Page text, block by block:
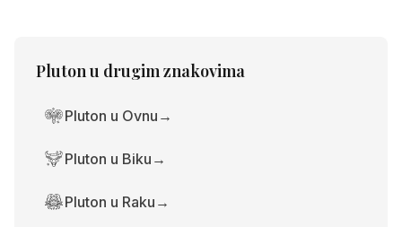
Plutonu drugim znakovima
Pluton u Ovnu →
Pluton u Biku →
Pluton u Raku →